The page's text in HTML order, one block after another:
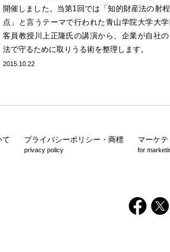
開催しました。当第1回では「知的財産法の射
点」と言うテーマで行われた青山学院大学大
客員教授川上正隆氏の講演から、企業が自社
法で守るために取りうる術を整理します。
2015.10.22
て プライバシーポリシー・商標
privacy policy
マーケテ
for